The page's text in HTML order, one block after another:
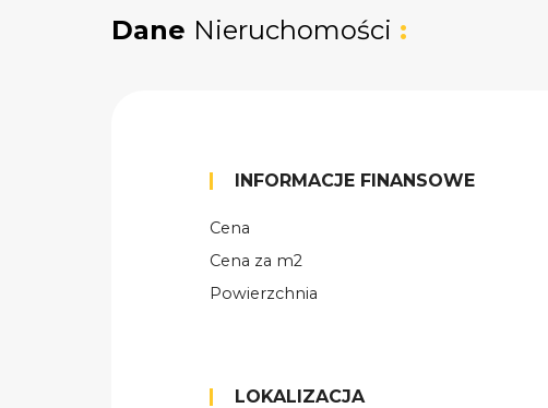
Dane Nieruchomości :
INFORMACJE FINANSOWE
Cena
Cena za m2
Powierzchnia
LOKALIZACJA